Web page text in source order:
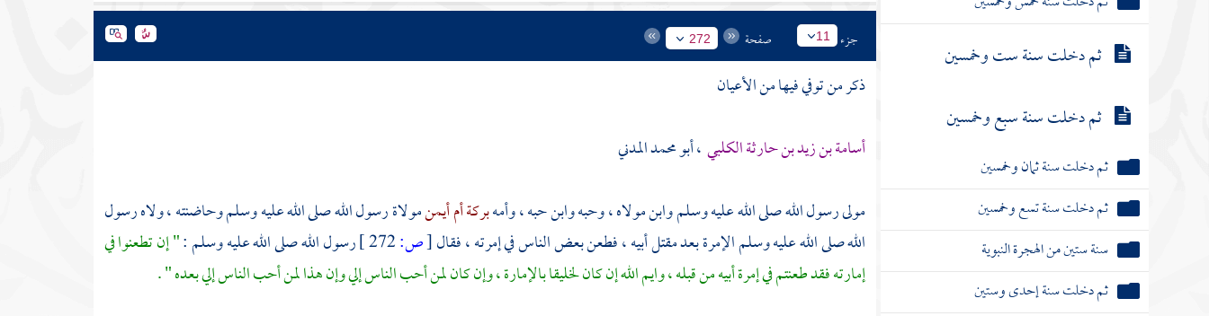
ثم دخلت سنة ست وخمسين
ثم دخلت سنة سبع وخمسين
ثم دخلت سنة ثمان وخمسين
ثم دخلت سنة تسع وخمسين
سنة ستين من الهجرة النبوية
ثم دخلت سنة إحدى وستين
جزء 11 صفحة 272
ذكر من توفي فيها من الأعيان
أسامة بن زيد بن حارثة الكلبي، أبو محمد المدني
مولى رسول الله صلى الله عليه وسلم وابن مولاه ، وحبه وابن حبه ، وأمهبركة أم أيمنمولاة رسول الله صلى الله عليه وسلم وحاضنته ، ولاه رسول
الله صلى الله عليه وسلم الإمرة بعد مقتل أبيه ، فطعن بعض الناس في إمرته ، فقال[ص: رسول الله صلى الله عليه وسلم :" إن تطعنوا في
إمارته فقد طعنتم في إمرة أبيه من قبله ، وايم الله إن كان لخليقا بالإمارة ، وإن كان لمن أحب الناس إلي وإن هذا لمن أحب الناس إلي بعده " .